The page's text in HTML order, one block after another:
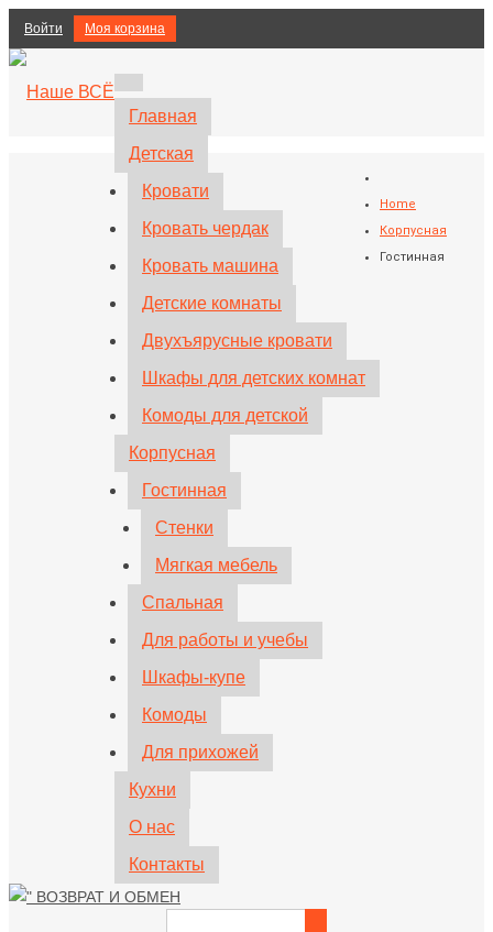
Моя корзина
Войти
Главная
Детская
Кровати
Кровать чердак
Кровать машина
Детские комнаты
Двухъярусные кровати
Шкафы для детских комнат
Комоды для детской
Корпусная
Гостинная
Стенки
Мягкая мебель
Спальная
Для работы и учебы
Шкафы-купе
Комоды
Для прихожей
Кухни
О нас
Контакты
ВОЗВРАТ И ОБМЕН
Home
Корпусная
Гостинная